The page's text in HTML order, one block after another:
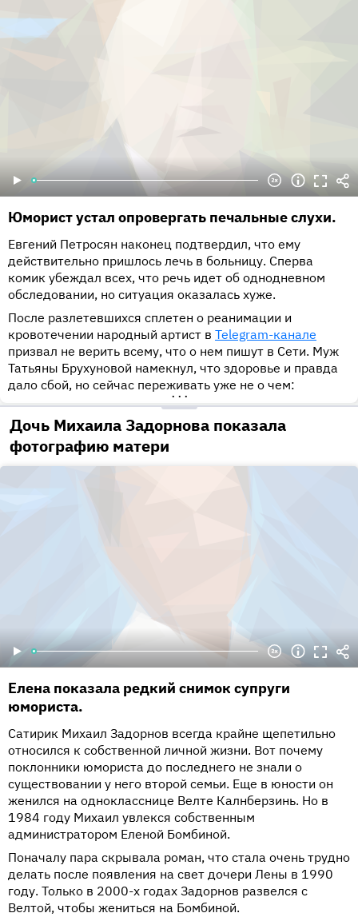
Юморист устал опровергать печальные слухи.
Евгений Петросян наконец подтвердил, что ему
действительно пришлось лечь в больницу. Сперва
комик убеждал всех, что речь идет об однодневном
обследовании, но ситуация оказалась хуже.
После разлетевшихся сплетен о реанимации и
кровотечении народный артист в Telegram-канале
призвал не верить всему, что о нем пишут в Сети. Муж
Татьяны Брухуновой намекнул, что здоровье и правда
дало сбой, но сейчас переживать уже не о чем:
•••
Дочь Михаила Задорнова показала
фотографию матери
Елена показала редкий снимок супруги
юмориста.
Сатирик Михаил Задорнов всегда крайне щепетильно
относился к собственной личной жизни. Вот почему
поклонники юмориста до последнего не знали о
существовании у него второй семьи. Еще в юности он
женился на однокласснице Велте Калнберзинь. Но в
1984 году Михаил увлекся собственным
администратором Еленой Бомбиной.
Поначалу пара скрывала роман, что стала очень трудно
делать после появления на свет дочери Лены в 1990
году. Только в 2000-х годах Задорнов развелся с
Велтой, чтобы жениться на Бомбиной.